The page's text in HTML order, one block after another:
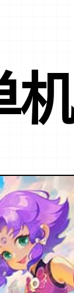
机